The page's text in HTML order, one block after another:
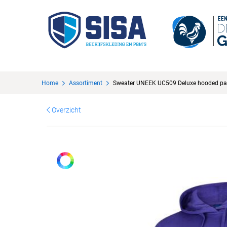
Home Assortiment Sweater UNEEK UC509 Deluxe hooded
Overzicht